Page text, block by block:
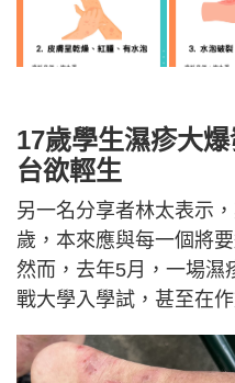
17歲學生濕疹大
台欲輕生
另一名分享者林太表示
歲，本來應與每一個將
然而，去年5月，一場濕
戰大學入學試，甚至在